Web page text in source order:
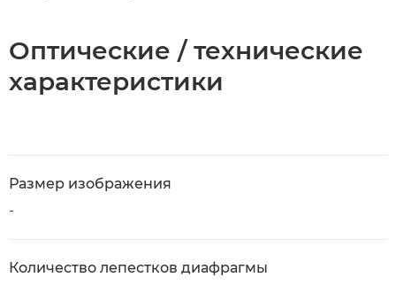
Оптические / технические
характеристики
Размер изображения
-
Количество лепестков диафрагмы